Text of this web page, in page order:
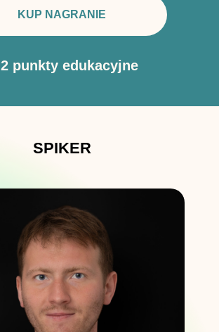
KUP NAGRANIE
2 punkty edukacyjne
SPIKER